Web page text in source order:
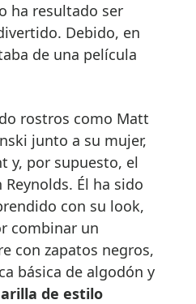
ha resultado ser
Debido, en
de una película
rostros como Matt
junto a su mujer,
y, por supuesto, el
Él ha sido
con su look,
combinar un
con zapatos negros,
básica de algodón y
de estilo